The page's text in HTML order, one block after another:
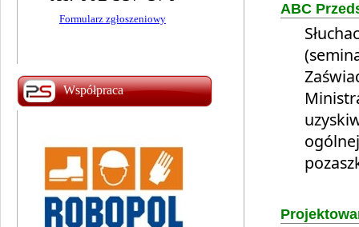
ABC
Zapisz się TIG!
Współpraca